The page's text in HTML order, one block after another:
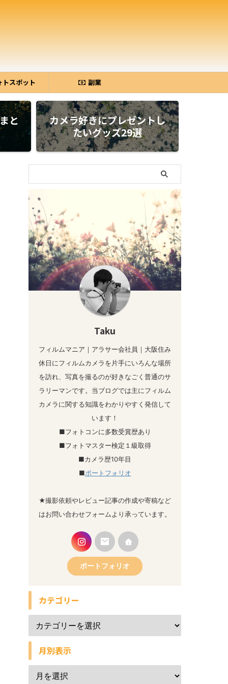
トスポット 副業
と
カメラ好きにプレゼントし
たいグッズ29選
Taku
フィルムマニア｜アラサー会社員｜大阪住み
休日にフィルムカメラを片手にいろんな場所
を訪れ、写真を撮るのが好きなごく普通のサ
ラリーマンです。当ブログでは主にフィルム
カメラに関する知識をわかりやすく発信して
います！
■フォトコンに多数受賞歴あり
■フォトマスター検定１級取得
■カメラ歴10年目
■ポートフォリオ
★撮影依頼やレビュー記事の作成や寄稿など
はお問い合わせフォームより承っています。
ポートフォリオ
カテゴリー
月別表示